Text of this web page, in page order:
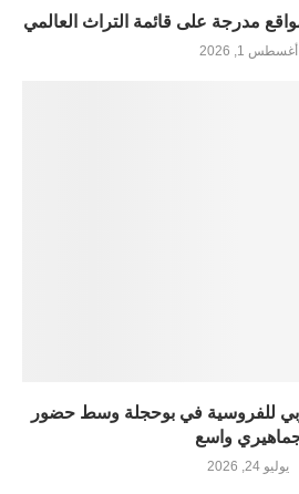
أغسطس 1, 2026
للفروسية في بوحجلة وسط حضور
واسع
يوليو 24, 2026